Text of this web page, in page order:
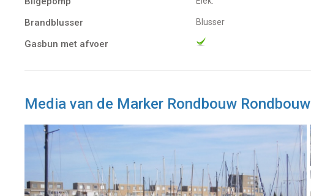
Brandblusser Blusser
Gasbun met afvoer
Media van de Marker Rondbouw Rondbouw